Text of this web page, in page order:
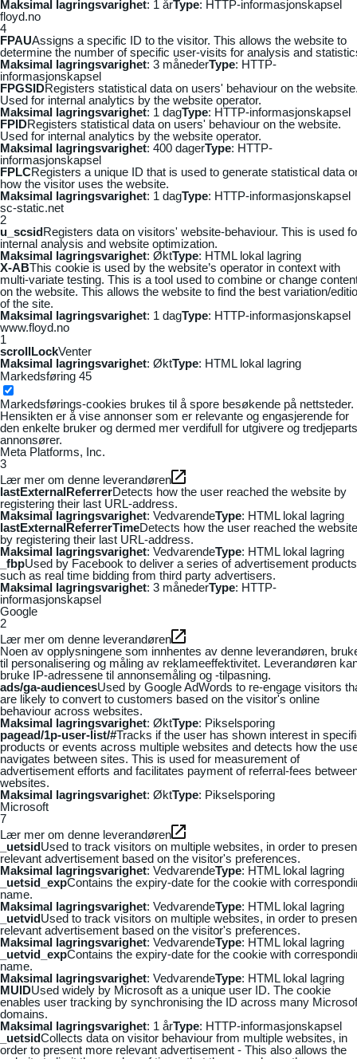
Maksimal lagringsvarighet: 1 årType: HTTP-informasjonskapsel
floyd.no
4
FPAUAssigns a specific ID to the visitor. This allows the website to
determine the number of specific user-visits for analysis and
Maksimal lagringsvarighet: 3 månederType: HTTP-
informasjonskapsel
FPGSIDRegisters statistical data on users' behaviour on the
Used for internal analytics by the website operator.
Maksimal lagringsvarighet: 1 dagType: HTTP-informasjonskapsel
FPIDRegisters statistical data on users' behaviour on the website.
Used for internal analytics by the website operator.
Maksimal lagringsvarighet: 400 dagerType: HTTP-
informasjonskapsel
FPLCRegisters a unique ID that is used to generate statistical data
how the visitor uses the website.
Maksimal lagringsvarighet: 1 dagType: HTTP-informasjonskapsel
sc-static.net
2
u_scsidRegisters data on visitors' website-behaviour. This is used
internal analysis and website optimization.
Maksimal lagringsvarighet: ØktType: HTML lokal lagring
X-ABThis cookie is used by the website’s operator in context with
multi-variate testing. This is a tool used to combine or change
on the website. This allows the website to find the best variation/
of the site.
Maksimal lagringsvarighet: 1 dagType: HTTP-informasjonskapsel
www.floyd.no
1
scrollLockVenter
Maksimal lagringsvarighet: ØktType: HTML lokal lagring
Markedsføring 45
Markedsførings-cookies brukes til å spore besøkende på nettsteder.
Hensikten er å vise annonser som er relevante og engasjerende for
den enkelte bruker og dermed mer verdifull for utgivere og tredjeparts
annonsører.
Meta Platforms, Inc.
3
Lær mer om denne leverandøren
lastExternalReferrerDetects how the user reached the website by
registering their last URL-address.
Maksimal lagringsvarighet: VedvarendeType: HTML lokal lagring
lastExternalReferrerTimeDetects how the user reached the website
by registering their last URL-address.
Maksimal lagringsvarighet: VedvarendeType: HTML lokal lagring
_fbpUsed by Facebook to deliver a series of advertisement products
such as real time bidding from third party advertisers.
Maksimal lagringsvarighet: 3 månederType: HTTP-
informasjonskapsel
Google
2
Lær mer om denne leverandøren
Noen av opplysningene som innhentes av denne leverandøren,
til personalisering og måling av reklameeffektivitet. Leverandøren
bruke IP-adressene til annonsemåling og -tilpasning.
ads/ga-audiencesUsed by Google AdWords to re-engage visitors
are likely to convert to customers based on the visitor's online
behaviour across websites.
Maksimal lagringsvarighet: ØktType: Pikselsporing
pagead/1p-user-list/#Tracks if the user has shown interest in
products or events across multiple websites and detects how the
navigates between sites. This is used for measurement of
advertisement efforts and facilitates payment of referral-fees
websites.
Maksimal lagringsvarighet: ØktType: Pikselsporing
Microsoft
7
Lær mer om denne leverandøren
_uetsidUsed to track visitors on multiple websites, in order to
relevant advertisement based on the visitor's preferences.
Maksimal lagringsvarighet: VedvarendeType: HTML lokal lagring
_uetsid_expContains the expiry-date for the cookie with
name.
Maksimal lagringsvarighet: VedvarendeType: HTML lokal lagring
_uetvidUsed to track visitors on multiple websites, in order to
relevant advertisement based on the visitor's preferences.
Maksimal lagringsvarighet: VedvarendeType: HTML lokal lagring
_uetvid_expContains the expiry-date for the cookie with
name.
Maksimal lagringsvarighet: VedvarendeType: HTML lokal lagring
MUIDUsed widely by Microsoft as a unique user ID. The cookie
enables user tracking by synchronising the ID across many
domains.
Maksimal lagringsvarighet: 1 årType: HTTP-informasjonskapsel
_uetsidCollects data on visitor behaviour from multiple websites, in
order to present more relevant advertisement - This also allows the